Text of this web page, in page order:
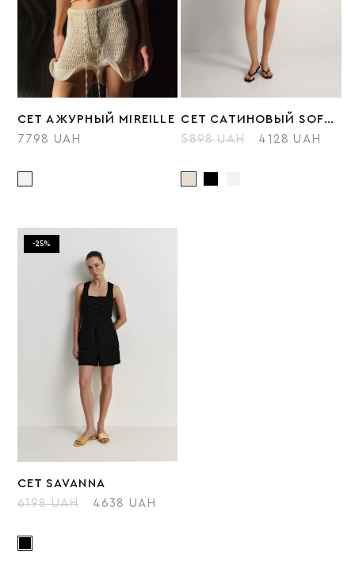
СЕТ АЖУРНЫЙ MIREILLE
7798 UAH
СЕТ САТИНОВЫЙ SOFT LACE С ШОРТАМИ
5898 UAH
4128 UAH
-25%
СЕТ SAVANNA
6198 UAH
4638 UAH